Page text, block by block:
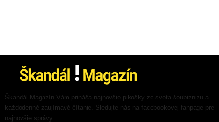
Škandál Magazín Vám prináša najnovšie pikošky zo sveta šoubiznizu a
každodenné zaujímavé čítanie. Sledujte nás na facebookovej fanpage pre
najnovšie správy.